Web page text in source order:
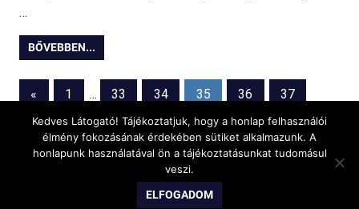
…
BŐVEBBEN...
Bejegyzések
lapozása
« Previous
Posts
1 … 33 34 35 36 37
38
Next
Posts
»
WordPress Theme: Gridbox by ThemeZee.
Kedves Látogató! Tájékoztatjuk, hogy a honlap felhasználói
élmény fokozásának érdekében sütiket alkalmazunk. A
honlapunk használatával ön a tájékoztatásunkat tudomásul
veszi.
ELFOGADOM